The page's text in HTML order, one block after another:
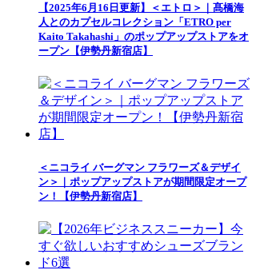
【2025年6月16日更新】＜エトロ＞｜髙橋海
人とのカプセルコレクション「ETRO per
Kaito Takahashi」のポップアップストアをオ
ープン【伊勢丹新宿店】
＜ニコライ バーグマン フラワーズ＆デザイ
ン＞｜ポップアップストアが期間限定オープ
ン！【伊勢丹新宿店】